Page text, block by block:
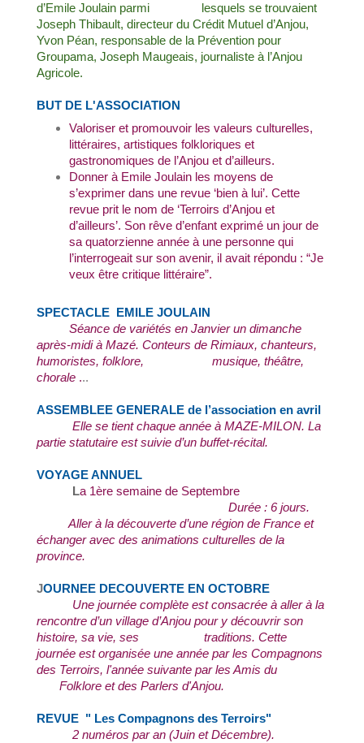
d’Emile Joulain parmi lesquels se trouvaient
Joseph Thibault, directeur du Crédit Mutuel d’Anjou,
Yvon Péan, responsable de la Prévention pour
Groupama, Joseph Maugeais, journaliste à l’Anjou
Agricole.
BUT DE L'ASSOCIATION
Valoriser et promouvoir les valeurs culturelles,
littéraires, artistiques folkloriques et
gastronomiques de l’Anjou et d’ailleurs.
Donner à Emile Joulain les moyens de
s’exprimer dans une revue ‘bien à lui’. Cette
revue prit le nom de ‘Terroirs d’Anjou et
d’ailleurs’. Son rêve d’enfant exprimé un jour de
sa quatorzienne année à une personne qui
l’interrogeait sur son avenir, il avait répondu : “Je
veux être critique littéraire”.
SPECTACLE EMILE JOULAIN
Séance de variétés en Janvier un dimanche
après-midi à Mazé. Conteurs de Rimiaux, chanteurs,
humoristes, folklore, musique, théâtre,
chorale ...
ASSEMBLEE GENERALE de l’association en avril
Elle se tient chaque année à MAZE-MILON. La
partie statutaire est suivie d’un buffet-récital.
VOYAGE ANNUEL
La 1ère semaine de Septembre
Durée : 6 jours.
Aller à la découverte d’une région de France et
échanger avec des animations culturelles de la
province.
JOURNEE DECOUVERTE EN OCTOBRE
Une journée complète est consacrée à aller à la
rencontre d’un village d’Anjou pour y découvrir son
histoire, sa vie, ses traditions. Cette
journée est organisée une année par les Compagnons
des Terroirs, l'année suivante par les Amis du
Folklore et des Parlers d'Anjou.
REVUE " Les Compagnons des Terroirs"
2 numéros par an (Juin et Décembre).